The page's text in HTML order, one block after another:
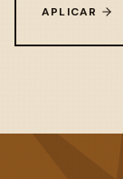
APLICAR